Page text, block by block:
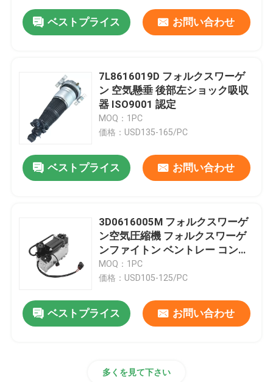
家へ
ビデオ
わたしたち に つい て
工場 ツアー
連絡 ください
ニュース
車用空気懸垂システム
ベストプライス お問い合わせ
7L8616019D フォルクスワーゲ
ン 空気懸垂 後部左ショック吸収
器 ISO9001 認定
MOQ：1PC
価格：USD135-165/PC
ベストプライス お問い合わせ
3D0616005M フォルクスワーゲ
ン空気圧縮機 フォルクスワーゲ
ンファイトン ベントレー コンチ
ネンタル
MOQ：1PC
価格：USD105-125/PC
ベストプライス お問い合わせ
多くを見て下さい